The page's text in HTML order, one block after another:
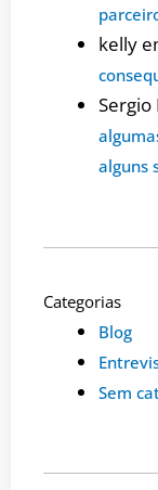
kelly
Sergio
alguns
Categorias
Blog
Sem